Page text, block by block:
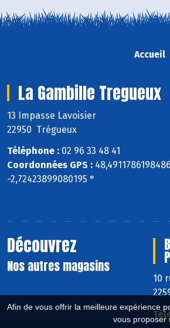
Afin de vous offrir la meilleure expérience
vous proposer
Accueil
La Gambille Tregueux
13 Impasse Lavoisier
22950 Trégueux
Téléphone : 02 96 33 48 41
Coordonnées GPS :
-2,72423899080195 °
Découvrez
Nos autres magasins
10